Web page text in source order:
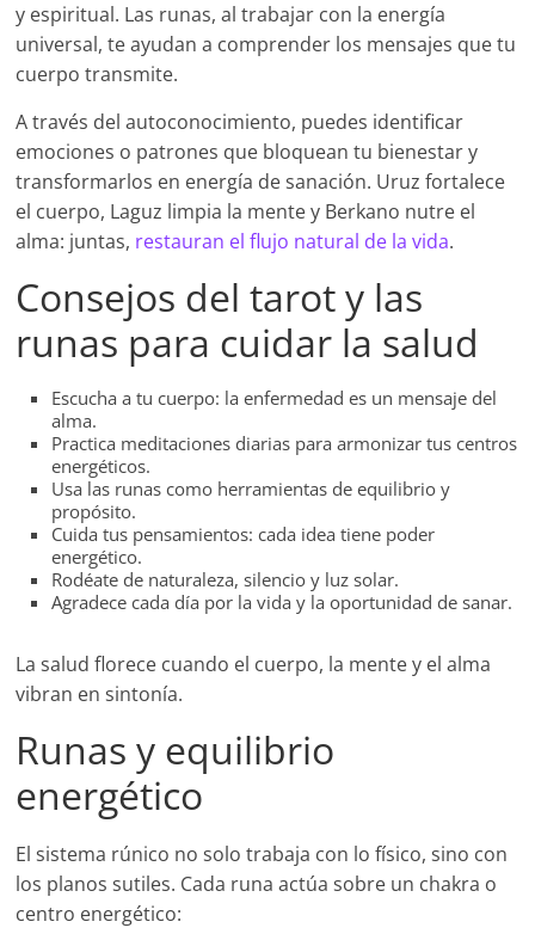
y espiritual. Las runas, al trabajar con la energía
universal, te ayudan a comprender los mensajes que tu
cuerpo transmite.
A través del autoconocimiento, puedes identificar
emociones o patrones que bloquean tu bienestar y
transformarlos en energía de sanación. Uruz fortalece
el cuerpo, Laguz limpia la mente y Berkano nutre el
alma: juntas, restauran el flujo natural de la vida.
Consejos del tarot y las
runas para cuidar la salud
Escucha a tu cuerpo: la enfermedad es un mensaje del
alma.
Practica meditaciones diarias para armonizar tus centros
energéticos.
Usa las runas como herramientas de equilibrio y
propósito.
Cuida tus pensamientos: cada idea tiene poder
energético.
Rodéate de naturaleza, silencio y luz solar.
Agradece cada día por la vida y la oportunidad de sanar.
La salud florece cuando el cuerpo, la mente y el alma
vibran en sintonía.
Runas y equilibrio
energético
El sistema rúnico no solo trabaja con lo físico, sino con
los planos sutiles. Cada runa actúa sobre un chakra o
centro energético: